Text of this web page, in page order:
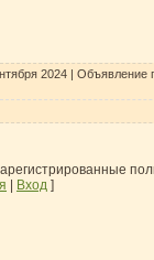
2024| Объявление
Вход ]